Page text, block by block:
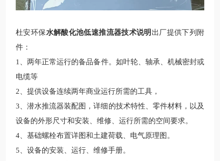
杜安环保水解酸化池低速推流器技术说明 出厂提供下列附
件：
1、两年正常运行的备品备件。如叶轮、轴承、机械密封或
电缆等
2、提供设备连续两年商业运行所需的工具，
3、潜水推流器装配图，详细的技术特性、零件材料，以及
设备的外形尺寸和安装、维修、运行所需的空间要求。
4、基础螺栓布置详图和土建荷载、电气原理图。
5、设备的安装、运行、维修手册。